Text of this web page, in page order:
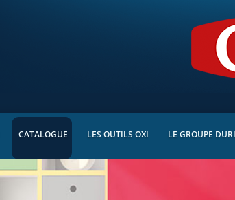
CATALOGUE LES OUTILS OXI LE GROUPE